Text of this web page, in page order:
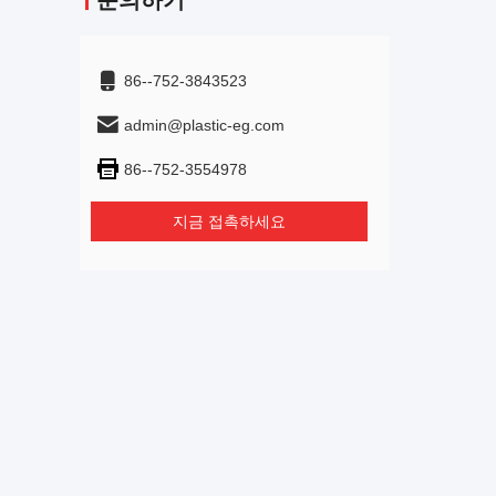
86--752-3843523
admin@plastic-eg.com
86--752-3554978
지금 접촉하세요